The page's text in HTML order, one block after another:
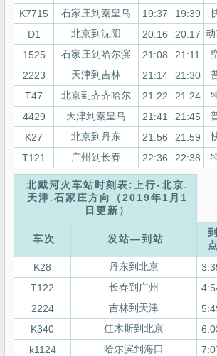
K7715
石家庄到秦皇岛 19:37 19:39
D1
北京到沈阳 20:16 20:17 动
1525
石家庄到哈尔滨 21:08 21:11
2223
天津到吉林 21:14 21:30
T47
北京到齐齐哈尔 21:22 21:24
4429
天津到秦皇岛 21:41 21:45
K27
北京到丹东 21:56 21:59
T121
广州到长春 22:36 22:38
北戴河火车站时刻表:上行-北京.
天津.石家庄方向（2019年1月1
日更新）
车次 发站—到站
到
点
K28
丹东到北京
T122
长春到广州
2224
吉林到天津
K340
佳木斯到北京
k1124
哈尔滨到海口